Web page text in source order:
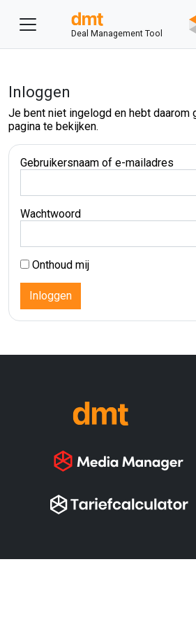
Deal Management Tool
Inloggen
Je bent niet ingelogd en hebt daarom
pagina te bekijken.
Gebruikersnaam of e-mailadres
Wachtwoord
Onthoud mij